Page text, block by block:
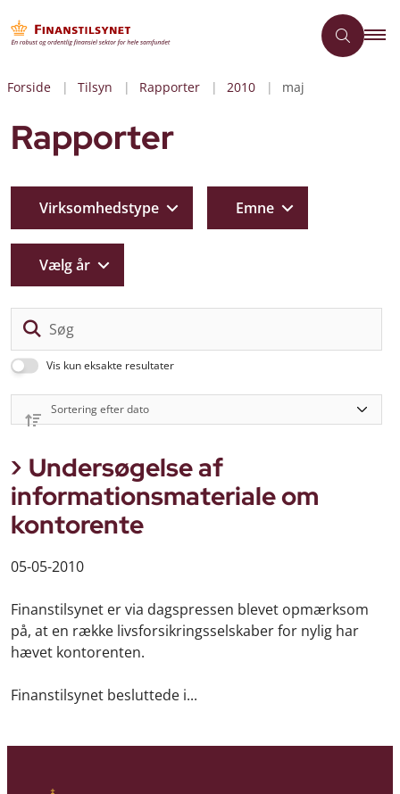
Forside Tilsyn Rapporter 2010 maj
Rapporter
Vis kun eksakte resultater
Virksomhedstype Emne
Vælg år
Undersøgelse af
informationsmateriale om
kontorente
05-05-2010
Finanstilsynet er via dagspressen blevet opmærksom
på, at en række livsforsikringsselskaber for nylig har
hævet kontorenten.
Finanstilsynet besluttede i...